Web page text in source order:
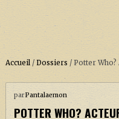
ACCUEIL
Accueil/ Dossiers / Potter
parPantalaemon
POTTER WHO?